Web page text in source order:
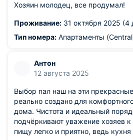
Хозяин молодец, все продумал!
Проживание: 31 октября 2025 (4
Тип номера: Апартаменты
Антон
12 августа 2025
Выбор пал наш на эти
реально создано для
дома. Чистота и идеальный
подчёркивают уважение хозяев к
пищу легко и приятно, ведь